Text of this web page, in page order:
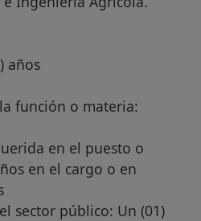
años
función o materia:
en el puesto o
en el cargo o en
sector público: Un (01)